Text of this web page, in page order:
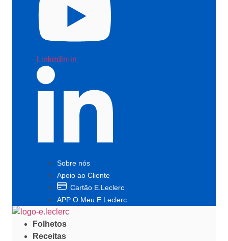
Linkedin-in
Sobre nós
Apoio ao Cliente
Cartão E.Leclerc
APP O Meu E.Leclerc
Folhetos
Receitas